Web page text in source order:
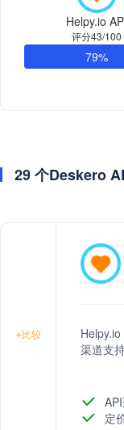
Helpy.io
评分43/100
79%
29 个Deskero
+比较
渠道支
定